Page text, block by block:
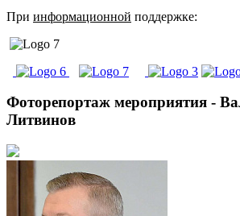
При информационной поддержке:
Фоторепортаж мероприятия -
Литвинов